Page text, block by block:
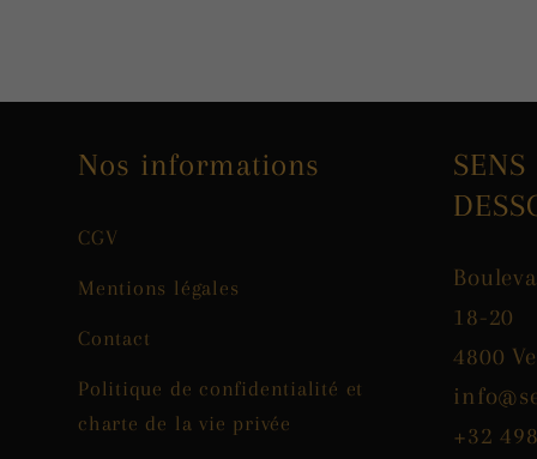
Nos informations
CGV
Mentions légales
Contact
Politique de confidentialité et
charte de la vie privée
SENS
18-20
4800
+32